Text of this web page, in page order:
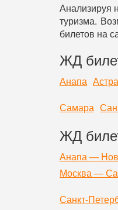
Анализируя
туризма.
билетов на
ЖД
Анапа
Самара
ЖД
Анапа —
Москва —
Санкт-